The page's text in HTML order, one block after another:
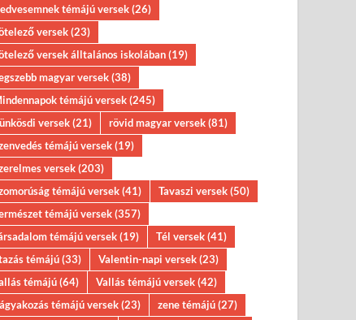
témájú versek(26)
versek(23)
versek álltalános iskolában(19)
magyar versek(38)
témájú versek(245)
versek(21) rövid magyar versek(81)
témájú versek(19)
versek(203)
témájú versek(41) Tavaszi versek(50)
témájú versek(357)
témájú versek(19) Tél versek(41)
témájú(33) Valentin-napi versek(23)
témájú(64) Vallás témájú versek(42)
témájú versek(23) zene témájú(27)